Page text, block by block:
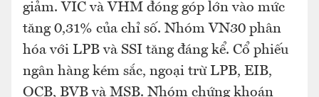
giảm. VIC và VHM đóng góp lớn vào mức
tăng 0,31% của chỉ số. Nhóm VN30 phân
hóa với LPB và SSI tăng đáng kể. Cổ phiếu
ngân hàng kém sắc, ngoại trừ LPB, EIB,
OCB, BVB và MSB. Nhóm chứng khoán